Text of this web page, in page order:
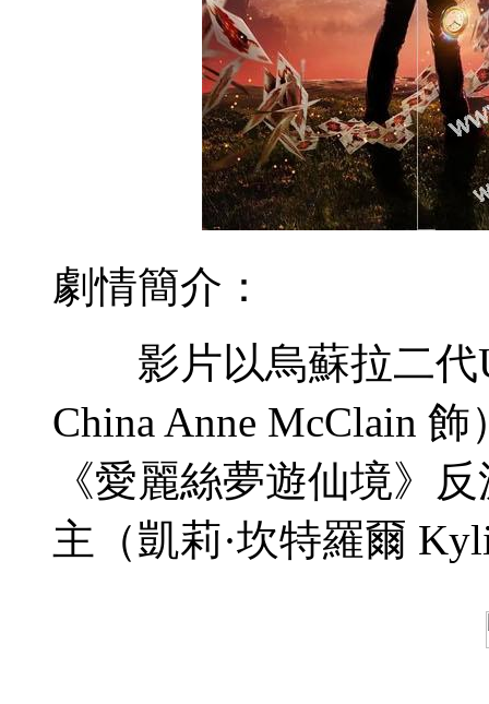
劇情簡介：
影片以烏蘇拉二代
China Anne McClain
《愛麗絲夢遊仙境》
主（凱莉·坎特羅爾